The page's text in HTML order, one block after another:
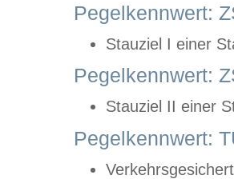
Pegelkennwert:
Stauziel I einer
Pegelkennwert:
Stauziel II einer
Pegelkennwert: